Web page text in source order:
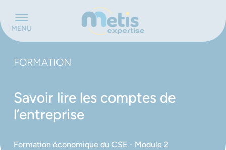
FORMATION
Savoir lire les comptes de
l’entreprise
Formation économique du CSE - Module 2
MENU
Panneau de gestion des cookies